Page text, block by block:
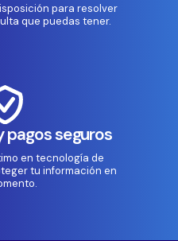
para resolver
que puedas tener.
pagos seguros
en tecnología de
tu información en